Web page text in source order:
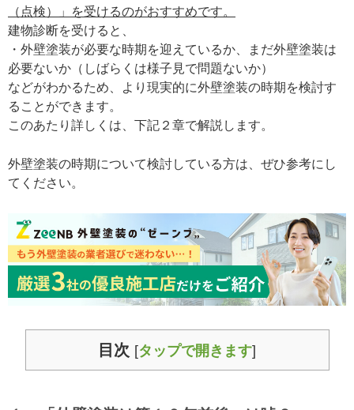
（点検）」を受けるのがおすすめです。
建物診断を受けると、
・外壁塗装が必要な時期を迎えているか、まだ外壁塗装は
必要ないか（しばらくは様子見で問題ないか）
などがわかるため、より現実的に外壁塗装の時期を検討す
ることができます。
このあたり詳しくは、下記２章で解説します。
外壁塗装の時期について検討している方は、ぜひ参考にし
てください。
目次 [タップで開きます]